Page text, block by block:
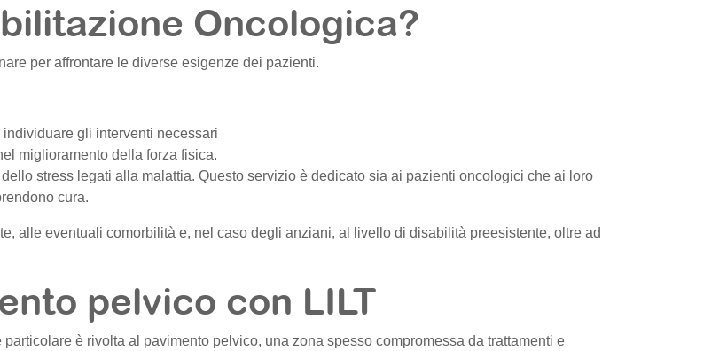
Oncologica?
per affrontare le diverse esigenze dei pazienti.
gli interventi necessari
miglioramento della forza fisica.
stress legati alla malattia. Questo servizio è dedicato sia ai pazienti oncologici che ai loro
cura.
alle eventuali comorbilità e, nel caso degli anziani, al livello di disabilità preesistente, oltre ad
pelvico con LILT
è rivolta al pavimento pelvico, una zona spesso compromessa da trattamenti e